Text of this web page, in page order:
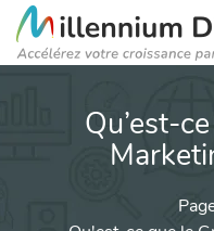
Qu’est-